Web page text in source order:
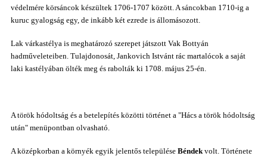
védelmére körsáncok készültek 1706-1707 között. A sáncokban 1710-ig a
kuruc gyalogság egy, de inkább két ezrede is állomásozott.
Lak várkastélya is meghatározó szerepet játszott Vak Bottyán
hadműveleteiben. Tulajdonosát, Jankovich Istvánt rác martalócok a saját
laki kastélyában ölték meg és rabolták ki 1708. május 25-én.
A török hódoltság és a betelepítés közötti történet a "Hács a török hódoltság
után" menüpontban olvasható.
A középkorban a környék egyik jelentős települése Béndekvolt. Története